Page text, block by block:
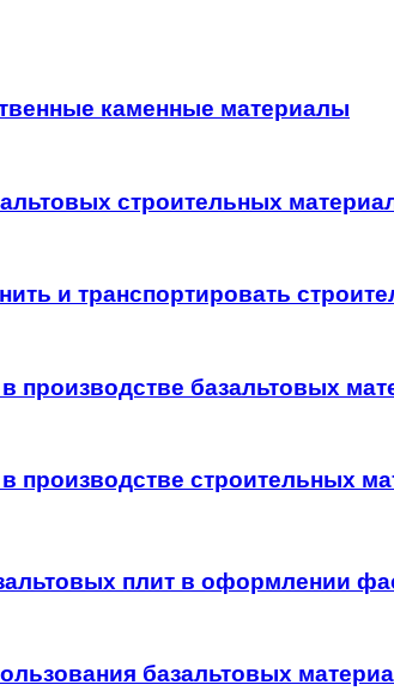
каменные материалы
строительных
и транспортировать
производстве базальтовых
производстве строительных
плит в оформлении
базальтовых